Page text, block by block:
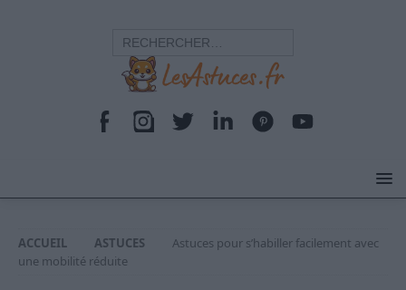
ACCUEIL ASTUCES
Astuces pour s’habiller facilement avec
une mobilité réduite